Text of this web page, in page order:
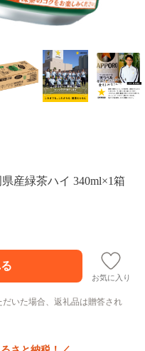
産緑茶ハイ 340ml×1箱
お気に入り
いた場合、返礼品は贈答され